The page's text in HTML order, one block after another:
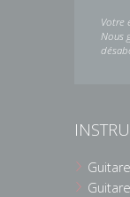
Votre
Nous